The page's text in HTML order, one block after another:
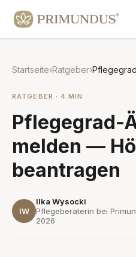
Startseite›Ratgeber›
RATGEBER · 4 MIN
Pflegegrad-
melden —
beantragen
IW
Ilka Wysocki
Pflegeberaterin bei
2026